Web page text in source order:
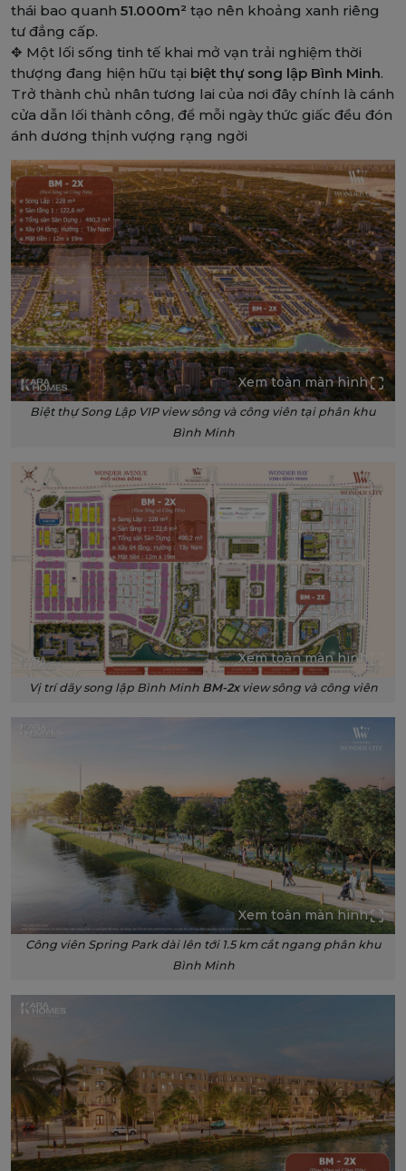
thái bao quanh 51.000m² tạo nên khoảng xanh riêng
tư đẳng cấp.
✥ Một lối sống tinh tế khai mở vạn trải nghiệm thời
thượng đang hiện hữu tại biệt thự song lập Bình Minh.
Trở thành chủ nhân tương lai của nơi đây chính là cánh
cửa dẫn lối thành công, để mỗi ngày thức giấc đều đón
ánh dương thịnh vượng rạng ngời
Xem toàn màn hình
Biệt thự Song Lập VIP view sông và công viên tại phân khu
Bình Minh
Xem toàn màn hình
Vị trí dãy song lập Bình Minh BM-2xview sông và công viên
Xem toàn màn hình
Công viên Spring Park dài lên tới 1.5 km cắt ngang phân khu
Bình Minh